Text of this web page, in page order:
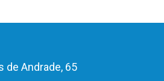
de Andrade, 65